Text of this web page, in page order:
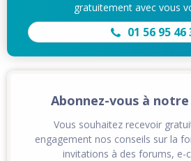
gratuitement avec vous
01 56 95 46
Abonnez-vous à
Vous souhaitez recevoir
engagement nos conseils sur la
invitations à des forums, e-